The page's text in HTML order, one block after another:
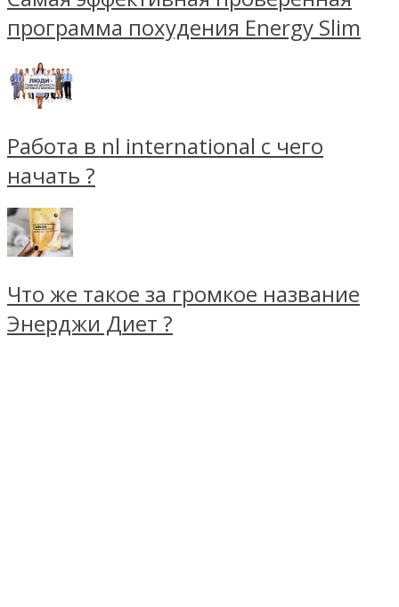
программа похудения Energy Slim
Работа в nl international с чего
начать ?
Что же такое за громкое название
Энерджи Диет ?